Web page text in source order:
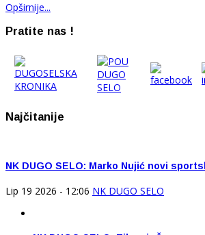
Opširnije...
Pratite nas !
Najčitanije
NK DUGO SELO: Marko Nujić novi
Lip 19 2026 - 12:06 NK DUGO SELO